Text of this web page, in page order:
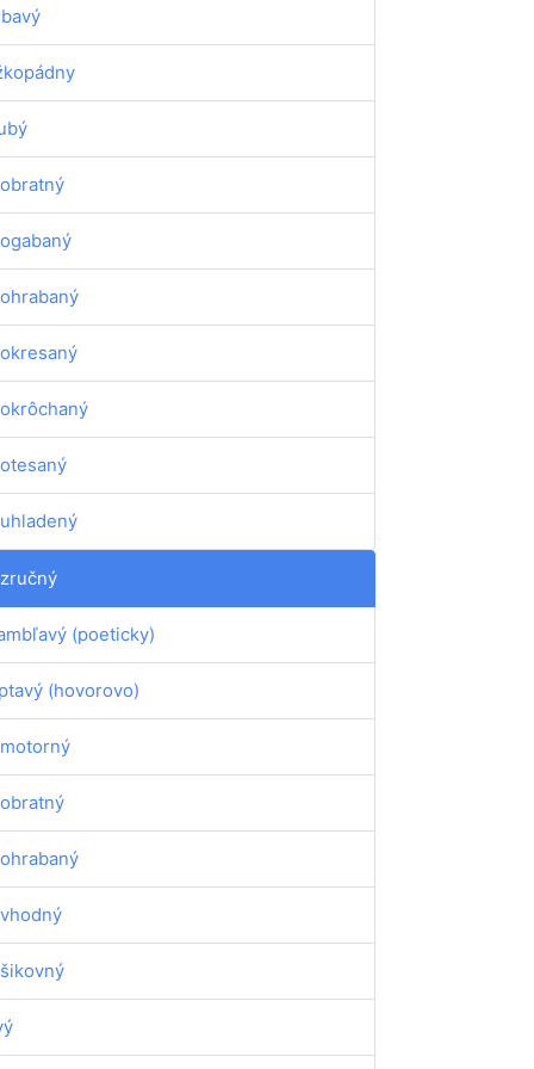
(poeticky)
(hovorovo)